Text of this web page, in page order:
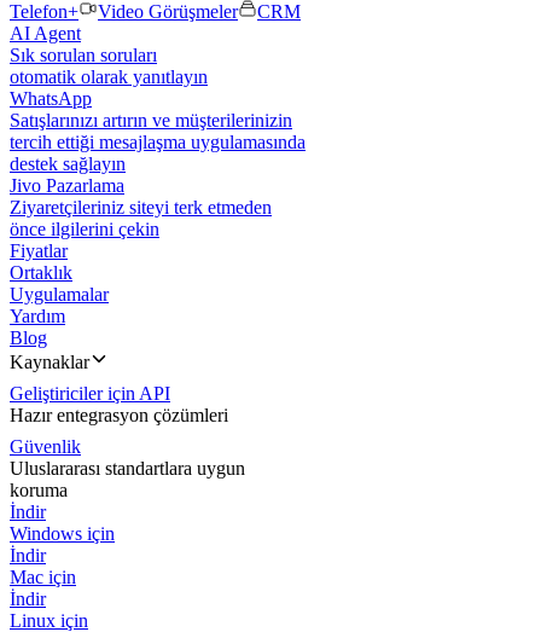
Telefon+
Video Görüşmeler
CRM
AI Agent
Sık sorulan soruları
otomatik olarak yanıtlayın
WhatsApp
Satışlarınızı artırın ve müşterilerinizin
tercih ettiği mesajlaşma uygulamasında
destek sağlayın
Jivo Pazarlama
Ziyaretçileriniz siteyi terk etmeden
önce ilgilerini çekin
Fiyatlar
Ortaklık
Uygulamalar
Yardım
Blog
Kaynaklar
Geliştiriciler için API
Hazır entegrasyon çözümleri
Güvenlik
Uluslararası standartlara uygun
koruma
İndir
Windows için
İndir
Mac için
İndir
Linux için